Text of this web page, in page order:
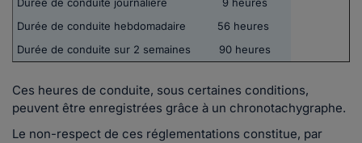
Durée de conduite hebdomadaire
56 heures
Durée de conduite sur 2 semaines
90 heures
Ces heures de conduite, sous certaines conditions,
peuvent être enregistrées grâce à un chronotachygraphe.
Le non-respect de ces réglementations constitue, par